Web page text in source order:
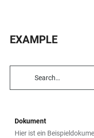
EXAMPLE
TABLE
TABLE
Dokument
Hier ist ein